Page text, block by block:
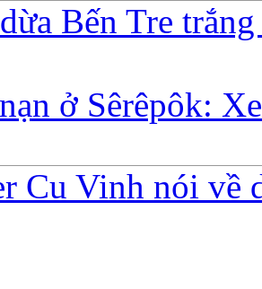
Bến Tre
ở Sêrêpôk:
Cu Vinh nói về